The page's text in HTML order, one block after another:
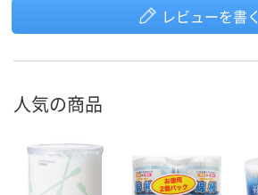
レビューを書く
人気の商品